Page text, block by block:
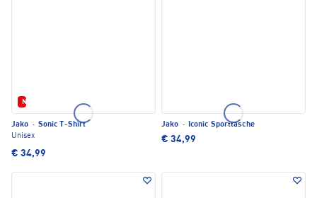
Neu
Jako · Sonic T-Shirt
Unisex
€ 34,99
Jako · Iconic Sporttasche
€ 34,99